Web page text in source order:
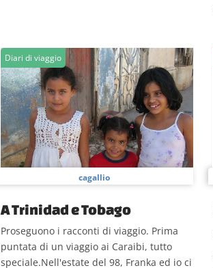
Diari di viaggio
cagallio
A Trinidad e Tobago
Proseguono i racconti di viaggio. Prima
puntata di un viaggio ai Caraibi, tutto
speciale.Nell'estate del 98, Franka ed io ci